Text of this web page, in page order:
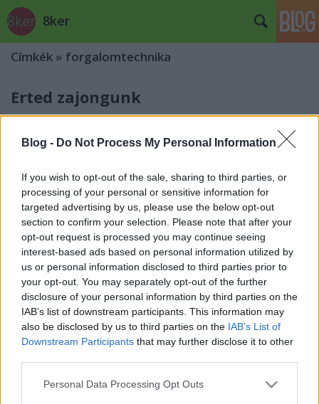
Blog - Do Not Process My Personal Information
If you wish to opt-out of the sale, sharing to third parties, or
processing of your personal or sensitive information for
targeted advertising by us, please use the below opt-out
section to confirm your selection. Please note that after your
opt-out request is processed you may continue seeing
interest-based ads based on personal information utilized by
us or personal information disclosed to third parties prior to
your opt-out. You may separately opt-out of the further
disclosure of your personal information by third parties on the
IAB’s list of downstream participants. This information may
also be disclosed by us to third parties on the IAB’s List of
Downstream Participants that may further disclose it to other
Please note that this website/app uses one or more Google
Personal Data Processing Opt Outs
8ker
Címkék » forgalomtechnika
Érted zajongunk
Lesley•2014. március 08. 1
BKK kommunikációjából, tekintve a múltkori,
éjszakai útfelbontást és újraaszfaltozástés ...
Kukásautó
Lesley•2013. november 11.
Olyan nem nagyon van a világban, amikor egy-egy
intézkedés mindenkinek - de tényleg,mindenkinek-
megfelelne. Olyant meg nem láttam, amikor ilyenre